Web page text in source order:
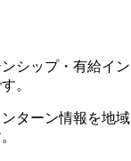
シップ・有給イ
。
ターン情報を地